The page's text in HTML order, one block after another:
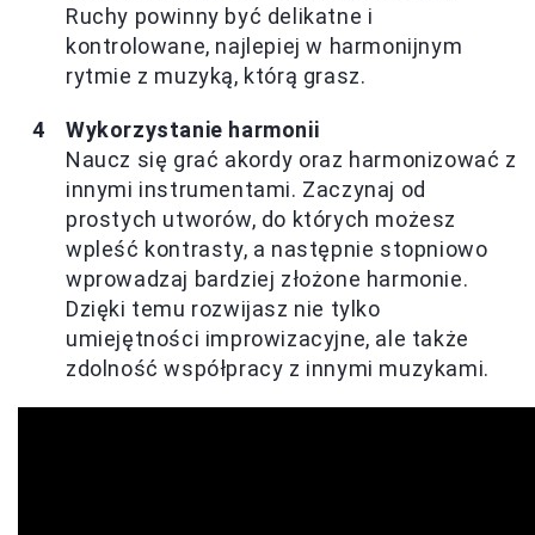
Ruchy powinny być delikatne i
kontrolowane, najlepiej w harmonijnym
rytmie z muzyką, którą grasz.
Wykorzystanie harmonii
Naucz się grać akordy oraz harmonizować z
innymi instrumentami. Zaczynaj od
prostych utworów, do których możesz
wpleść kontrasty, a następnie stopniowo
wprowadzaj bardziej złożone harmonie.
Dzięki temu rozwijasz nie tylko
umiejętności improwizacyjne, ale także
zdolność współpracy z innymi muzykami.